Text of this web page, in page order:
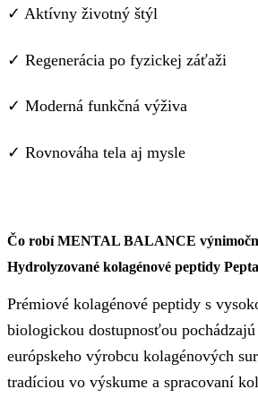
✓ Aktívny životný štýl
✓ Regenerácia po fyzickej záťaži
✓ Moderná funkčná výživa
✓ Rovnováha tela aj mysle
Čo robí MENTAL BALANCE
Hydrolyzované kolagénové peptidy
Prémiové kolagénové peptidy s
biologickou dostupnosťou
európskeho výrobcu kolagénových
tradíciou vo výskume a spracovaní